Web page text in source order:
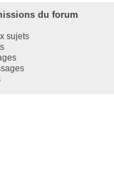
du forum
sujets